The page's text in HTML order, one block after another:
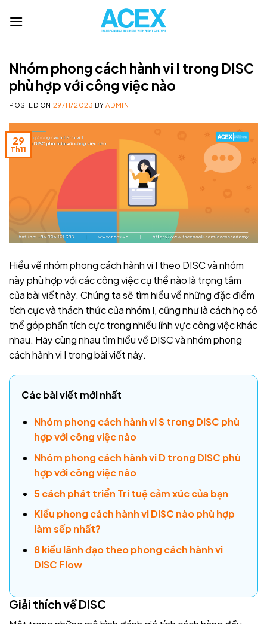
Nhóm phong cách hành vi I trong DISC
phù hợp với công việc nào
POSTED ON 29/11/2023 BYADMIN
29
Th11
Hiểu về nhóm phong cách hành vi I theo DISC và nhóm
này phù hợp với các công việc cụ thể nào là trọng tâm
của bài viết này. Chúng ta sẽ tìm hiểu về những đặc điểm
tích cực và thách thức của nhóm I, cũng như là cách họ có
thể góp phần tích cực trong nhiều lĩnh vực công việc khác
nhau. Hãy cùng nhau tìm hiểu về DISC và nhóm phong
cách hành vi I trong bài viết này.
Các bài viết mới nhất
Nhóm phong cách hành vi S trong DISC phù
hợp với công việc nào
Nhóm phong cách hành vi D trong DISC phù
hợp với công việc nào
5 cách phát triển Trí tuệ cảm xúc của bạn
Kiểu phong cách hành vi DISC nào phù hợp
làm sếp nhất?
8 kiểu lãnh đạo theo phong cách hành vi
DISC Flow
Giải thích về DISC